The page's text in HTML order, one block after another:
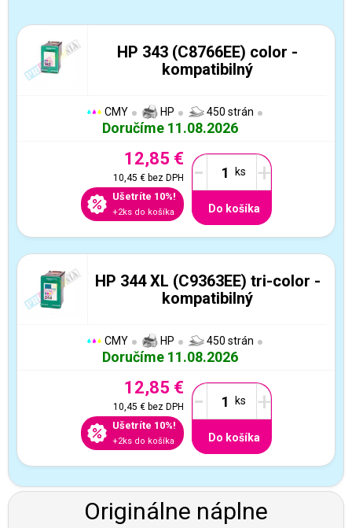
HP 343 (C8766EE) color -
kompatibilný
CMY HP 450 strán
Doručíme 11.08.2026
12,85 €
10,45 €bez DPH
Ušetríte 10%!
+2ks do košíka
- +
Do košíka
HP 344 XL (C9363EE) tri-color -
kompatibilný
CMY HP 450 strán
Doručíme 11.08.2026
12,85 €
10,45 €bez DPH
Ušetríte 10%!
+2ks do košíka
- +
Do košíka
Originálne náplne